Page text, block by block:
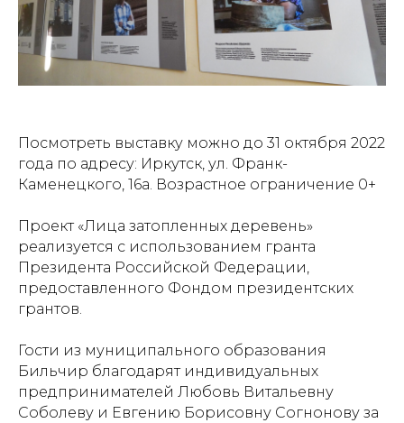
Посмотреть выставку можно до 31 октября 2022
года по адресу: Иркутск, ул. Франк-
Каменецкого, 16а. Возрастное ограничение 0+
Проект «Лица затопленных деревень»
реализуется с использованием гранта
Президента Российской Федерации,
предоставленного Фондом президентских
грантов.
Гости из муниципального образования
Бильчир благодарят индивидуальных
предпринимателей Любовь Витальевну
Соболеву и Евгению Борисовну Согнонову за